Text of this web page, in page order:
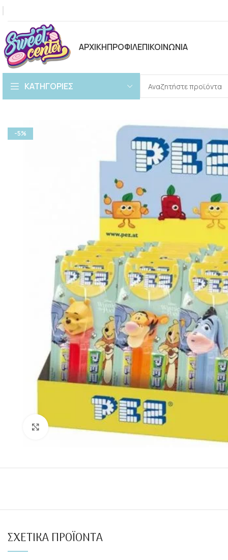
ΑΡΧΙΚΗΠΡΟΦΙΛΕΠΙΚΟΙΝΩΝΙΑ
ΚΑΤΗΓΟΡΙΕΣ
-5%
Click to enlarge
ΣΧΕΤΙΚΆ ΠΡΟΪΌΝΤΑ